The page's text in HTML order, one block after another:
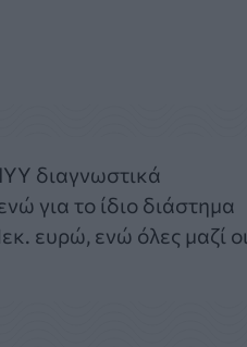
διαγνωστικά
για το ίδιο διάστημα
ευρώ, ενώ όλες μαζί οι